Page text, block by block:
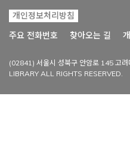
개인정보처리방침
주요 전화번호
찾아오는 길
(02841) 서울시 성북구 안암로 145 고
LIBRARY ALL RIGHTS RESERVED.